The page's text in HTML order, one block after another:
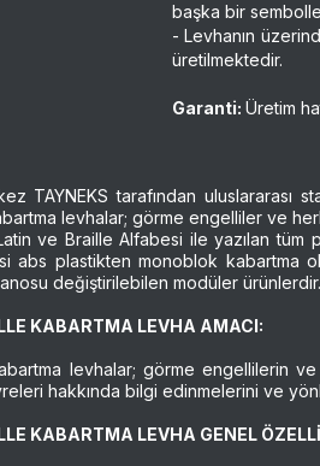
başka bir
- Levhanın
üretilmektedir.
Garanti: Üretim
TAYNEKS tarafından uluslararası
levhalar; görme engelliler ve
ve Braille Alfabesi ile yazılan tüm
abs plastikten monoblok
değiştirilebilen modüler ürünlerdir.
KABARTMA LEVHA AMACI:
levhalar; görme engellilerin
hakkında bilgi edinmelerini ve
KABARTMA LEVHA GENEL